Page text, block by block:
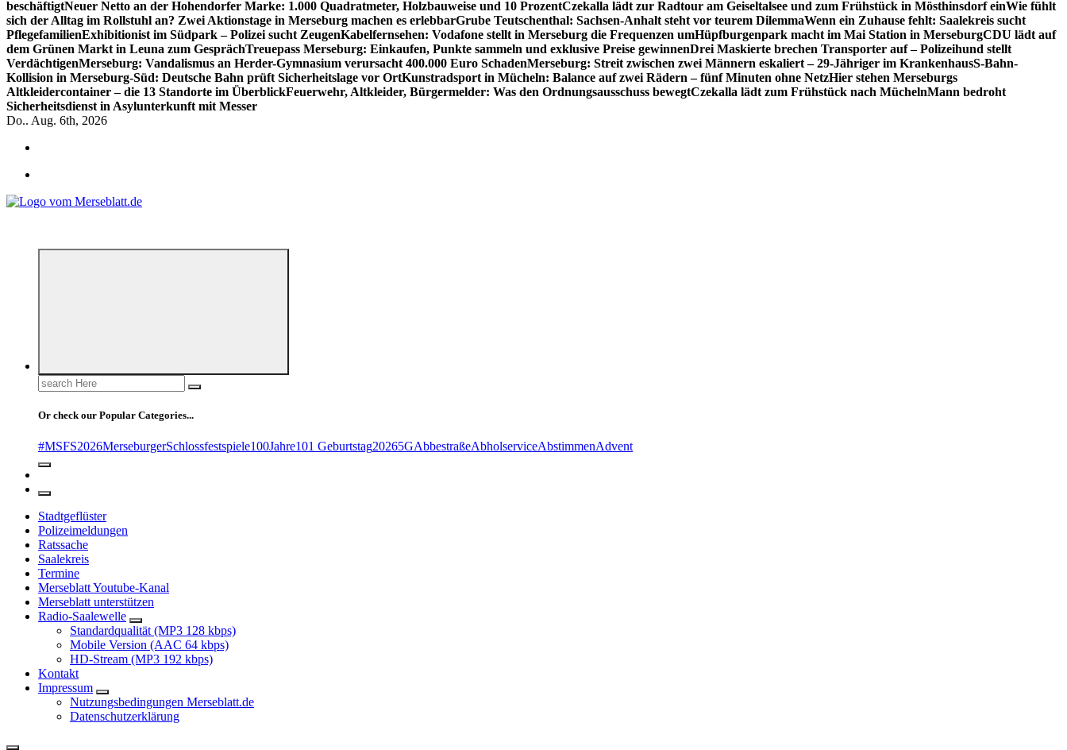
beschäftigtNeuer Netto an der Hohendorfer Marke: 1.000 Quadratmeter, Holzbauweise und 10 ProzentCzekalla lädt zur Radtour am Geiseltalsee und zum Frühstück in Mösthinsdorf einWie fühlt
sich der Alltag im Rollstuhl an? Zwei Aktionstage in Merseburg machen es erlebbarGrube Teutschenthal: Sachsen-Anhalt steht vor teurem DilemmaWenn ein Zuhause fehlt: Saalekreis sucht
PflegefamilienExhibitionist im Südpark – Polizei sucht ZeugenKabelfernsehen: Vodafone stellt in Merseburg die Frequenzen umHüpfburgenpark macht im Mai Station in MerseburgCDU lädt auf
dem Grünen Markt in Leuna zum GesprächTreuepass Merseburg: Einkaufen, Punkte sammeln und exklusive Preise gewinnenDrei Maskierte brechen Transporter auf – Polizeihund stellt
VerdächtigenMerseburg: Vandalismus an Herder-Gymnasium verursacht 400.000 Euro SchadenMerseburg: Streit zwischen zwei Männern eskaliert – 29-Jähriger im KrankenhausS-Bahn-
Kollision in Merseburg-Süd: Deutsche Bahn prüft Sicherheitslage vor OrtKunstradsport in Mücheln: Balance auf zwei Rädern – fünf Minuten ohne NetzHier stehen Merseburgs
Altkleidercontainer – die 13 Standorte im ÜberblickFeuerwehr, Altkleider, Bürgermelder: Was den Ordnungsausschuss bewegtCzekalla lädt zum Frühstück nach MüchelnMann bedroht
Sicherheitsdienst in Asylunterkunft mit Messer
Do.. Aug. 6th, 2026
Search
for:
Or check our Popular Categories...
#MSFS2026MerseburgerSchlossfestspiele100Jahre101 Geburtstag20265GAbbestraßeAbholserviceAbstimmenAdvent
Stadtgeflüster
Polizeimeldungen
Ratssache
Saalekreis
Termine
Merseblatt Youtube-Kanal
Merseblatt unterstützen
Radio-Saalewelle
Standardqualität (MP3 128 kbps)
Mobile Version (AAC 64 kbps)
HD-Stream (MP3 192 kbps)
Kontakt
Impressum
Nutzungsbedingungen Merseblatt.de
Datenschutzerklärung